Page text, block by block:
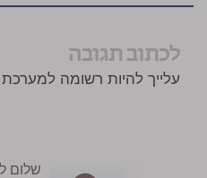
לכתוב תגובה
עלייך להיות רשומה
שלום